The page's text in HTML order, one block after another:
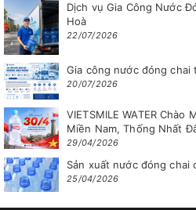
Dịch vụ Gia Công Nước
Hoà
22/07/2026
Gia công nước đóng chai
20/07/2026
VIETSMILE WATER Chào
Miền Nam, Thống Nhất
29/04/2026
Sản xuất nước đóng chai
25/04/2026